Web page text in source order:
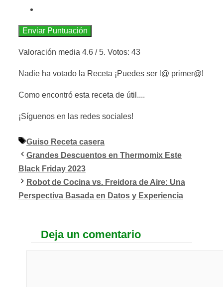
Enviar Puntuación
Valoración media 4.6 / 5. Votos: 43
Nadie ha votado la Receta ¡Puedes ser l@ primer@!
Como encontró esta receta de útil....
¡Síguenos en las redes sociales!
Etiquetas
Guiso Receta casera
Grandes Descuentos en Thermomix Este
Black Friday 2023
Robot de Cocina vs. Freidora de Aire: Una
Perspectiva Basada en Datos y Experiencia
Deja un comentario